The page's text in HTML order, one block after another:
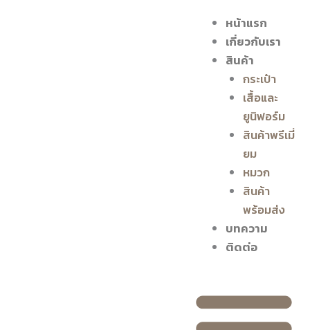
หน้าแรก
เกี่ยวกับเรา
สินค้า
กระเป๋า
เสื้อและ
ยูนิฟอร์ม
สินค้าพรีเมี่
ยม
หมวก
สินค้า
พร้อมส่ง
บทความ
ติดต่อ